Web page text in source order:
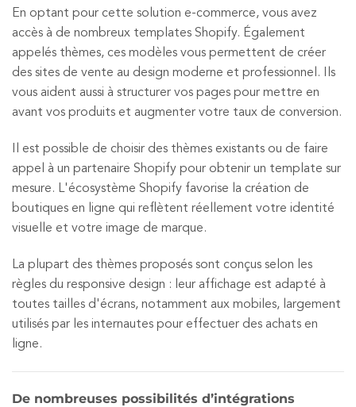
En optant pour cette solution e-commerce, vous avez
accès à de nombreux templates Shopify. Également
appelés thèmes, ces modèles vous permettent de créer
des sites de vente au design moderne et professionnel. Ils
vous aident aussi à structurer vos pages pour mettre en
avant vos produits et augmenter votre taux de conversion.
Il est possible de choisir des thèmes existants ou de faire
appel à un partenaire Shopify pour obtenir un template sur
mesure. L'écosystème Shopify favorise la création de
boutiques en ligne qui reflètent réellement votre identité
visuelle et votre image de marque.
La plupart des thèmes proposés sont conçus selon les
règles du responsive design : leur affichage est adapté à
toutes tailles d'écrans, notamment aux mobiles, largement
utilisés par les internautes pour effectuer des achats en
ligne.
De nombreuses possibilités d’intégrations